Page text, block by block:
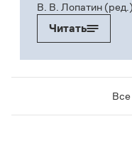
В. В. Лопатин (ред.)
Читать
Все